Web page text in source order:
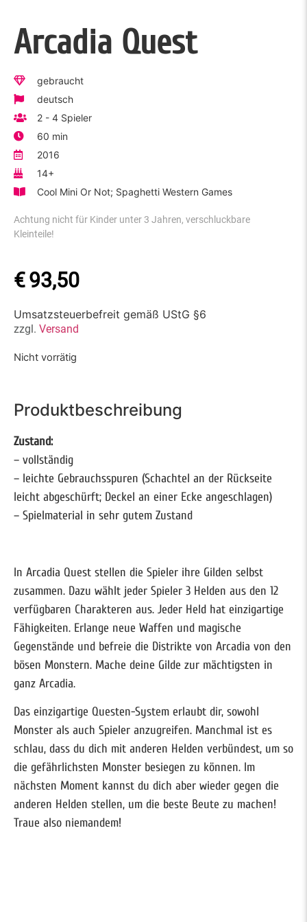
Arcadia Quest
gebraucht
deutsch
2 - 4 Spieler
60 min
2016
14+
Cool Mini Or Not; Spaghetti Western Games
Achtung nicht für Kinder unter 3 Jahren, verschluckbare
Kleinteile!
€93,50
Umsatzsteuerbefreit gemäß UStG §6
zzgl. Versand
Nicht vorrätig
Produktbeschreibung
Zustand:
– vollständig
– leichte Gebrauchsspuren (Schachtel an der Rückseite
leicht abgeschürft; Deckel an einer Ecke angeschlagen)
– Spielmaterial in sehr gutem Zustand
In Arcadia Quest stellen die Spieler ihre Gilden selbst
zusammen. Dazu wählt jeder Spieler 3 Helden aus den 12
verfügbaren Charakteren aus. Jeder Held hat einzigartige
Fähigkeiten. Erlange neue Waffen und magische
Gegenstände und befreie die Distrikte von Arcadia von den
bösen Monstern. Mache deine Gilde zur mächtigsten in
ganz Arcadia.
Das einzigartige Questen-System erlaubt dir, sowohl
Monster als auch Spieler anzugreifen. Manchmal ist es
schlau, dass du dich mit anderen Helden verbündest, um so
die gefährlichsten Monster besiegen zu können. Im
nächsten Moment kannst du dich aber wieder gegen die
anderen Helden stellen, um die beste Beute zu machen!
Traue also niemandem!